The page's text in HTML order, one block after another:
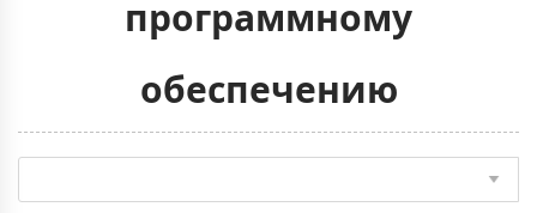
программному
обеспечению